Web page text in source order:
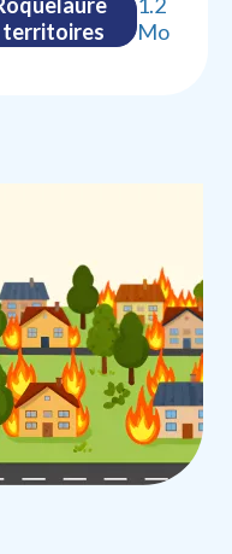
territoires
1.2
Mo